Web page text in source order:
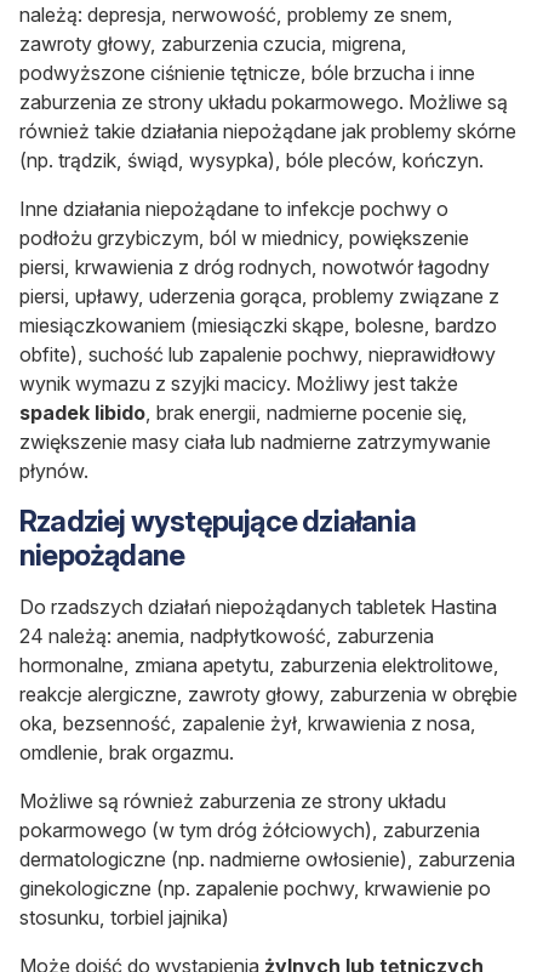
należą: depresja, nerwowość, problemy ze snem,
zawroty głowy, zaburzenia czucia, migrena,
podwyższone ciśnienie tętnicze, bóle brzucha i inne
zaburzenia ze strony układu pokarmowego. Możliwe są
również takie działania niepożądane jak problemy skórne
(np. trądzik, świąd, wysypka), bóle pleców, kończyn.
Inne działania niepożądane to infekcje pochwy o
podłożu grzybiczym, ból w miednicy, powiększenie
piersi, krwawienia z dróg rodnych, nowotwór łagodny
piersi, upławy, uderzenia gorąca, problemy związane z
miesiączkowaniem (miesiączki skąpe, bolesne, bardzo
obfite), suchość lub zapalenie pochwy, nieprawidłowy
wynik wymazu z szyjki macicy. Możliwy jest także
spadek libido, brak energii, nadmierne pocenie się,
zwiększenie masy ciała lub nadmierne zatrzymywanie
płynów.
Rzadziej występujące działania
niepożądane
Do rzadszych działań niepożądanych tabletek Hastina
24 należą: anemia, nadpłytkowość, zaburzenia
hormonalne, zmiana apetytu, zaburzenia elektrolitowe,
reakcje alergiczne, zawroty głowy, zaburzenia w obrębie
oka, bezsenność, zapalenie żył, krwawienia z nosa,
omdlenie, brak orgazmu.
Możliwe są również zaburzenia ze strony układu
pokarmowego (w tym dróg żółciowych), zaburzenia
dermatologiczne (np. nadmierne owłosienie), zaburzenia
ginekologiczne (np. zapalenie pochwy, krwawienie po
stosunku, torbiel jajnika)
Może dojść do wystąpienia żylnych lub tętniczych